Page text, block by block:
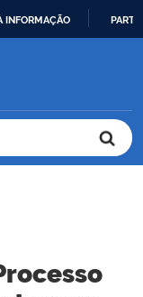
INFORMAÇÃO